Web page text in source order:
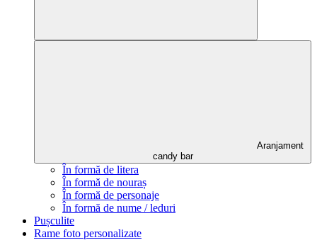
Aranjament
candy bar
În formă de litera
În formă de nouraș
În formă de personaje
În formă de nume / leduri
Pușculite
Rame foto personalizate